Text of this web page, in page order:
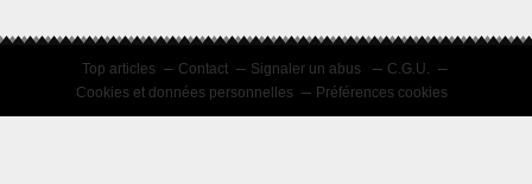
Top articles Contact Signaler un abus
C.G.U.
Cookies et données personnelles
Préférences cookies